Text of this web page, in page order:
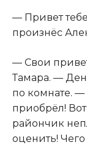
— Привет тебе
произнёс
— Свои
Тамара. —
по комнате.
приобрёл!
райончик
оценить! Чего